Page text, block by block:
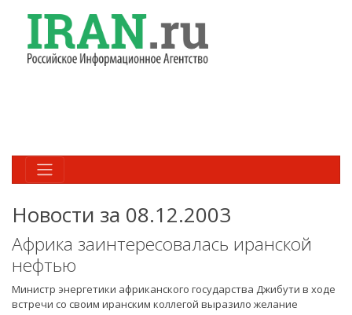
Новости за 08.12.2003
Африка заинтересовалась иранской
нефтью
Министр энергетики африканского государства Джибути в ходе
встречи со своим иранским коллегой выразило желание